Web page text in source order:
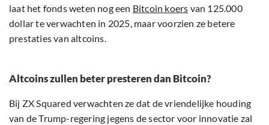
laat het fonds weten nog een Bitcoin koers van 125.000
dollar te verwachten in 2025, maar voorzien ze betere
prestaties van altcoins.
Altcoins zullen beter presteren dan Bitcoin?
Bij ZX Squared verwachten ze dat de vriendelijke houding
van de Trump-regering jegens de sector voor innovatie zal